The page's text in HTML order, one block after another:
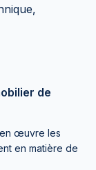
de
en œuvre les
en matière de